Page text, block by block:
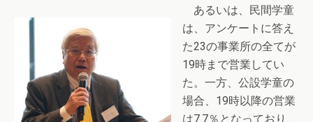
あるいは、民間学童
は、アンケートに答え
た23の事業所の全てが
19時まで営業してい
た。一方、公設学童の
場合、19時以降の営業
は7.7％となっており、